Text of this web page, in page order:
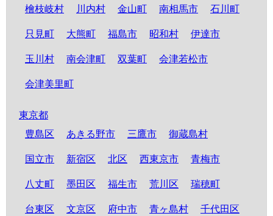
檜枝岐村 川内村 金山町 南相馬市 石川町
只見町 大熊町 福島市 昭和村 伊達市
玉川村 南会津町 双葉町 会津若松市
会津美里町
東京都
豊島区
あきる野市 三鷹市 御蔵島村
国立市 新宿区 北区 西東京市 青梅市
八丈町 墨田区 福生市 荒川区 瑞穂町
台東区 文京区 府中市 青ヶ島村 千代田区